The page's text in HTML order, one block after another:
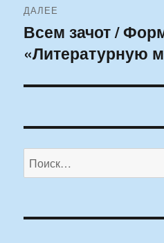
ДАЛЕЕ
Следующая
запись:
Всем зачот /
«Литературную
Искать: